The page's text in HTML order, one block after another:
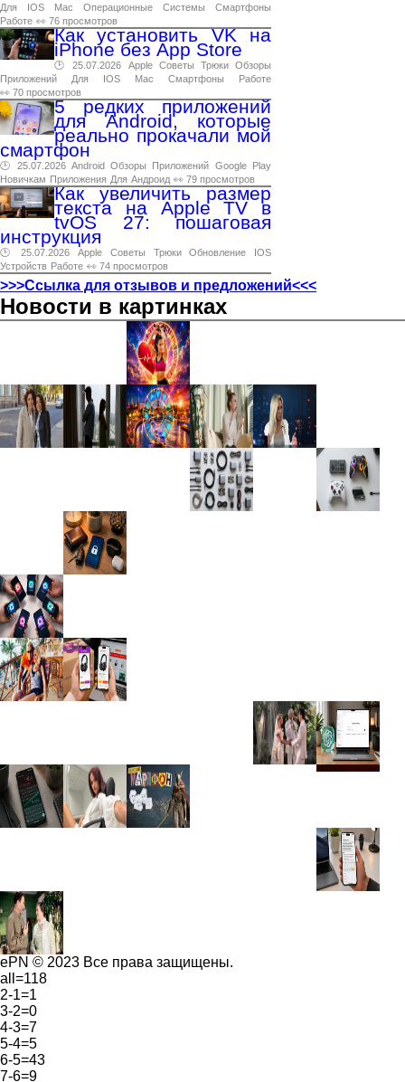
Для
IOS Mac Операционные Системы
Смартфоны
Работе 👀 76 просмотров
Как установить VK на
iPhone без App Store
🕑 25.07.2026 Apple Советы Трюки Обзоры
Приложений
Для IOS Mac Смартфоны
Работе
👀 70 просмотров
5 редких приложений
для Android, которые
реально прокачали мой
смартфон
🕑 25.07.2026 Android Обзоры Приложений Google
Play
Новичкам Приложения Для Андроид 👀 79 просмотров
Как увеличить размер
текста на Apple TV в
tvOS 27: пошаговая
инструкция
🕑 25.07.2026 Apple Советы Трюки Обновление
IOS
Устройств Работе 👀 74 просмотров
>>>Ссылка для отзывов и предложений<<<
Новости в картинках
ePN © 2023 Все права защищены.
all=118
2-1=1
3-2=0
4-3=7
5-4=5
6-5=43
7-6=9